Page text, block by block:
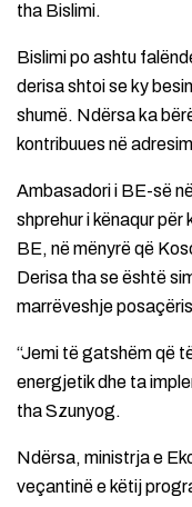
tha Bislimi.
Bislimi po ashtu
derisa shtoi se ky
shumë. Ndërsa ka
kontribuues në
Ambasadori i BE-së
shprehur i kënaqur
BE, në mënyrë që
Derisa tha se është
marrëveshje
“Jemi të gatshëm që
energjetik dhe ta
tha Szunyog.
Ndërsa, ministrja e
veçantinë e këtij